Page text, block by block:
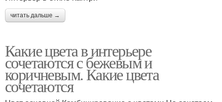
читать дальше →
Какие цвета в интерьере
сочетаются с бежевым и
коричневым. Какие цвета
сочетаются